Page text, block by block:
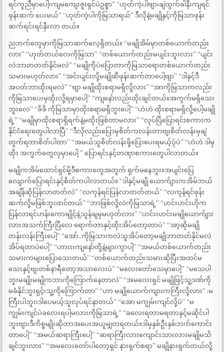
ရင်ကူညီမှာပေါ့၊ကျမကျေးဇူးရှင်ပဲဥစ္စာ” “ဟုတ်ကဲ့ပါဗျာ၊ချဲထွက်ခါနီးကျရင်
ဖုန်းဆက် ပေးမယ်” “ဟုတ်ကဲ့ပါကိုမြသာရယ်” ဒီလိုနဲ့မချိုနှင့်ကိုမြသာဖုန်း
ဆက်ရင်းရင်နှီးလာ တယ်။
ညဘက်တွေမှာကိုမြသာဆက်လေ့ရှိတယ်။ “မချိုအိမ်မှာတစ်ယောက်တည်း
လား” “ဟုတ်တယ်လေကိုမြသာ” “တစ်ယောက်တည်းမပျင်းဘူးလား” “ပျင်း
လဲဘာတတတ်နိုင်မလဲ” “မချိုကိုပဲပြောတာကိုမြသာရောတစ်ယောက်တည်း
သမားမဟုတ်လား” “အင်းပျင်းလို့မချိုဆီဖုန်းဆက်တာပေါ့ဗျာ” “ဒါနှင့်ဒီ
အပတ်ဘာထိုးရမလဲ” “ဗျာ မချိုထိုးစရာမရှိလို့လား” “အာကိုမြသာကလည်း
ကိုမြသာပေးမှထိုးလို့ရမှာပေါ့” “ကျနော်လည်းထိုးချင်တယ်။အကွက်မရှိသေး
ဘူးလေ” “ခိခိ ကိုမြသာမှာထိုးစရာမရှိဘူးပေါ့” “ဟဲဟဲ ထိုးစရာမရှိလို့ပေါ့မချို
ရဲ့” “မချိုမှာထိုးစရာရှိရက်နဲ့မထိုးဖြစ်တာမလား” “လုပ်ပြီပြောရင်းစကားက
နိုင်ငံရေးတွေပါလာပြီ” “ဒီလိုလည်းပြောမှစိတ်ကလန်းတာဗျ၊စိတ်လန်းမှချဲ
တွက်ရတာစိတ်ပါတာ” “အမယ်သူစိတ်လန်းဖို့ပြောပေးရမယ့်ပုံပဲ” “ဟဲဟဲ ဒါမှ
ထိုး အကွက်တွေလှမှာပေါ့ ” ပြောရင်းနှင့်တဏှာစကားတွေပါလာတယ်။
မချိုကအိမ်ထောင်ရှင်မို့ဒီစကားတွေအတွက် ရှက်မနေဘူး။အပျင်းပြေ
လျောက်ပြောရင်းနှင့်စိတ်ကပါလာတယ်။ “ဒါနှင့်မချို ယောက်ျားကအိမ်ဘယ်
အချိန်ဆိုပြန်လာတတ်လဲ” “လကုန်ရင်ပြန်လာတတ်တယ်” “လကုန်ရင်ဖုန်း
ဆက်လို့မဖြစ်ဘူးထင်တယ်” “ဘာဖြစ်လို့လဲကိုမြသာရဲ့” “ဟင်းဟင်းဟိုက
ပြန်လာရင်ဟန်းကောချိုင့်နဲ့သွန်ချမှမဟုတ်လား” “ဟင်းးဟင်းမချိုယောက်ျား
လားအသက်ကြီးပြီလေ ရောက်တာနှင့်ထိုးအိပ်တော့တာပဲ” “အာ့ဆိုမချို
တန်းလန်းကြီးပေါ့” “အော်..ကိုမြသာကလဲသူအိပ်တော့မချိုဘာတတ်နိုင်မလဲ
အိပ်ရတာပဲပေါ့” “ဟားးးကျနော်တို့နဲ့များကွာပါ့” “အမယ်တစ်ယောက်တည်း
သမားကများပြောသေးတယ်” “တစ်ယောက်တည်းသမားဆိုပြီးအထင်မ
သေးနှင့်ဗျ၊တစ်နာရီတော့အသာလေးပဲ” “မလေးတော်သေမှာပေါ့” “မသေပါ
ဘူးမချို၊မချိုကဘာကိုကြောက်နေတာလဲ” “အမလေးရှင် မချိုဖြင့်သူ့ဒဏ်ကို
မခံနိုင်ဘူးရှင့်၊သူ့ကိုကြောက်တာ” “ဟာ မချိုယောက်ကျားကကြီးလို့လား” :မ
ကြီးပါဘူး၊ဒါပေမယ့်သူလုပ်ရင်နာတယ်” “အော မကျွမ်းကျင်လို့ပဲ” “မ
ကျွမ်းကျင်ပဲခလေးရပါ့မလားကိုမြသာရဲ့” “ခလေးရတာမရတာနှင့်မဆိုင်ပါ
ဘူးဗျာ၊ဒီကိစ္စမျိုးဆိုတာအပေးအယူမျှတရတယ်။ဒါမှနှစ်ဦးနှစ်ဘက်ကောင်း
တာပေါ့” “အမယ်ဆရာကြီးပေါ့” “ဆရာကြီးလားကျောင်းသားလားမချိုမသိ
ချင်ဘူးလား” “အမလေးတော်ပါတော့ရှင် နားရှက်စရာ” မချိုနားရှက်တယ်လို့